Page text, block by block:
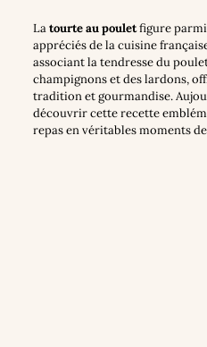
Latourte au pouletfigure parmi
appréciés de la cuisine
associant la tendresse du
champignons et des lardons,
tradition et gourmandise.
découvrir cette recette
repas en véritables moments